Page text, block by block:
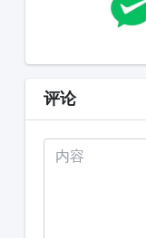
评论